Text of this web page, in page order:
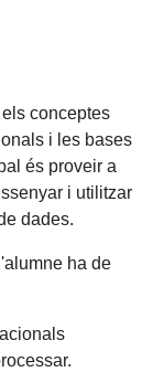
conceptes
i les bases
és proveir a
i utilitzar
dades.
ha de